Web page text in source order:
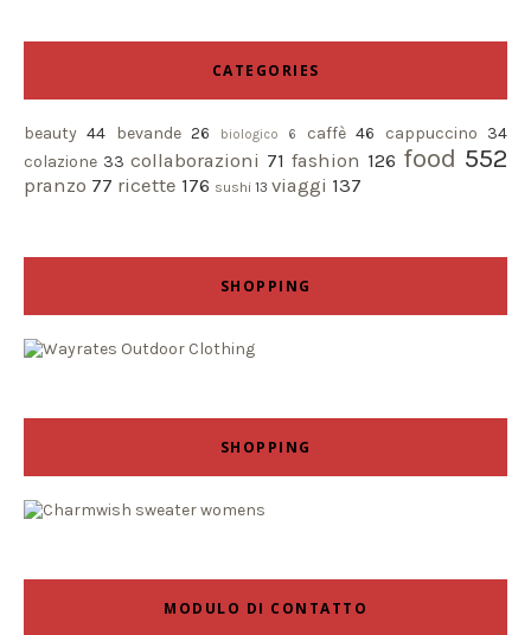
CATEGORIES
beauty 44 bevande 26 biologico 6 caffè 46 cappuccino 34
colazione 33 collaborazioni 71 fashion 126 food 552
pranzo 77 ricette 176 sushi 13 viaggi 137
SHOPPING
SHOPPING
MODULO DI CONTATTO